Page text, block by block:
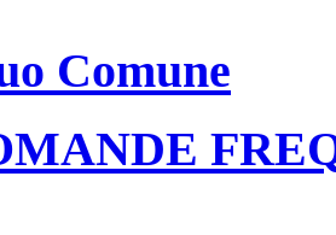
Comune